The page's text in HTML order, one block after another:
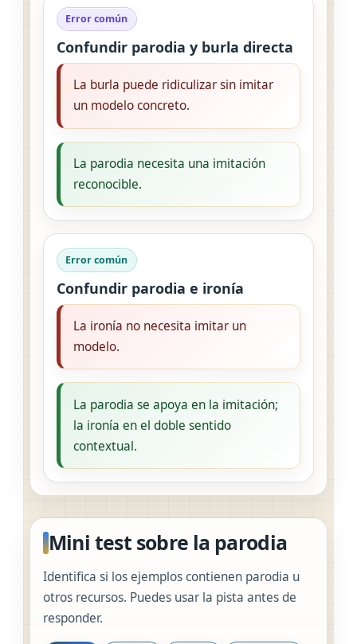
Error común
Confundir parodia y burla directa
La burla puede ridiculizar sin imitar
un modelo concreto.
La parodia necesita una imitación
reconocible.
Error común
Confundir parodia e ironía
La ironía no necesita imitar un
modelo.
La parodia se apoya en la imitación;
la ironía en el doble sentido
contextual.
Mini test sobre la parodia
Identifica si los ejemplos contienen parodia u
otros recursos. Puedes usar la pista antes de
responder.